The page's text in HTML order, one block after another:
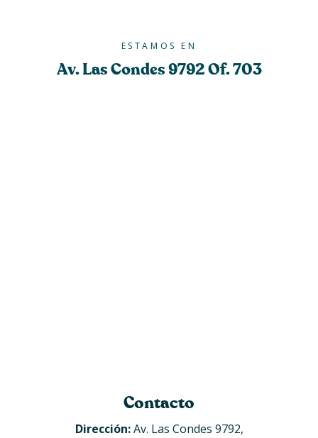
ESTAMOS EN
Av. Las Condes 9792 Of. 703
Contacto
Dirección:Av. Las Condes 9792,